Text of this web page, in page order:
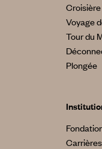
Croisière
Voyage
Tour du
Plongée
Carrières